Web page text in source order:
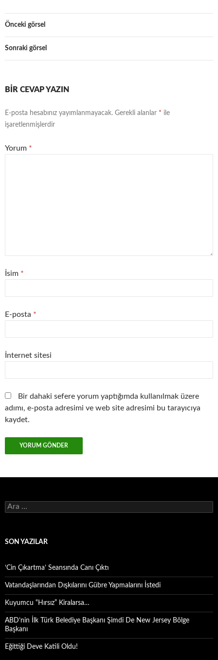
Önceki görsel
Sonraki görsel
BIR CEVAP YAZIN
E-posta hesabınız yayımlanmayacak. Gerekli alanlar * ile
işaretlenmişlerdir
Yorum *
İsim *
E-posta *
İnternet sitesi
Bir dahaki sefere yorum yaptığımda kullanılmak üzere
adımı, e-posta adresimi ve web site adresimi bu tarayıcıya
kaydet.
Arama:
SON YAZILAR
‘Cin Çıkartma’ Seansında Canı Çıktı
Vatandaşlarından Dışkılarını Gübre Yapmalarını İstedi
Kuyumcu “Hırsız” Kiralarsa…
ABD’nin İlk Türk Belediye Başkanı Şimdi De New Jersey Bölge
Başkanı
Eğittiği Deve Katili Oldu!